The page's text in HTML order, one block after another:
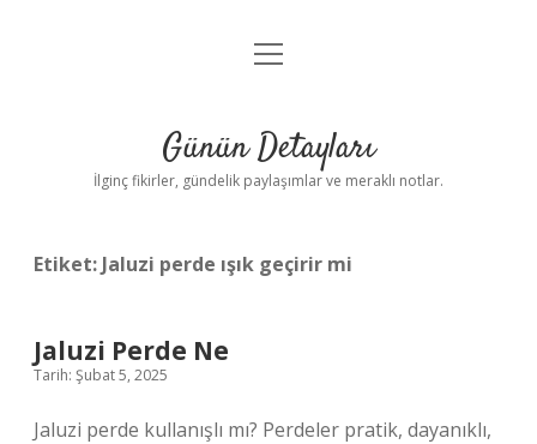
Gizlilik Politikası
Yasal Uyarı
menüyü
Günün Detayları
İlginç fikirler, gündelik paylaşımlar ve meraklı notlar.
Etiket: Jaluzi perde ışık geçirir mi
Jaluzi Perde Ne
Tarih: Şubat 5, 2025
Jaluzi perde kullanışlı mı? Perdeler pratik, dayanıklı,